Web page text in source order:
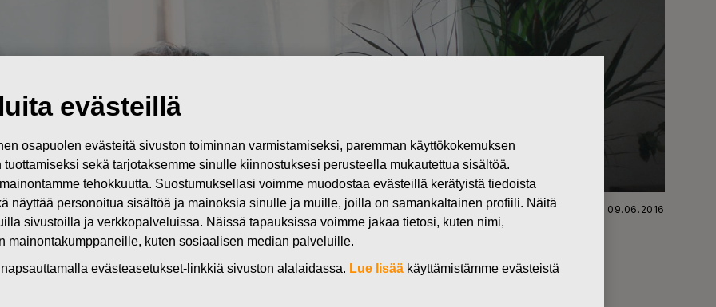
Uutiset FISKARS OYJ ABP:N OMIEN OSAKKEIDEN HANKINTA 09.06.2016
OMISTUKSESSA
evästeillä
osapuolen evästeitä sivuston toiminnan varmistamiseksi, paremman käyttökokemuksen
sekä tarjotaksemme sinulle kiinnostuksesi perusteella mukautettua sisältöä.
tehokkuutta. Suostumuksellasi voimme muodostaa evästeillä kerätyistä tiedoista
näyttää personoitua sisältöä ja mainoksia sinulle ja muille, joilla on samankaltainen profiili. Näitä
sivustoilla ja verkkopalveluissa. Näissä tapauksissa voimme jakaa tietosi, kuten nimi,
mainontakumppaneille, kuten sosiaalisen median palveluille.
evästeasetukset-linkkiä sivuston alalaidassa. Lue lisää käyttämistämme evästeistä